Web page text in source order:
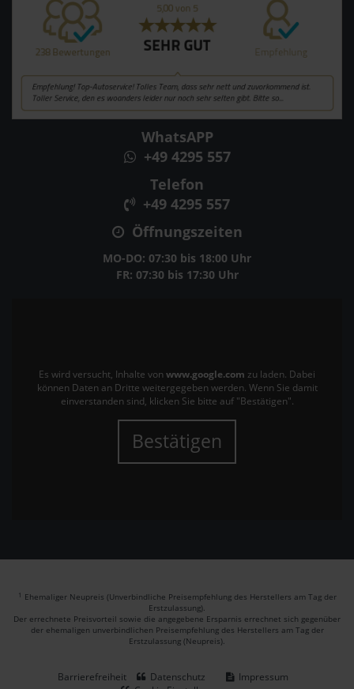
WhatsAPP
+49 4295 557
Telefon
+49 4295 557
Öffnungszeiten
MO-DO: 07:30 bis 18:00 Uhr
FR: 07:30 bis 17:30 Uhr
Es wird versucht, Inhalte von www.google.com zu laden. Dabei
können Daten an Dritte weitergegeben werden. Wenn Sie damit
einverstanden sind, klicken Sie bitte auf "Bestätigen".
Bestätigen
1 Ehemaliger Neupreis (Unverbindliche Preisempfehlung des Herstellers am Tag der
Erstzulassung).
Der errechnete Preisvorteil sowie die angegebene Ersparnis errechnet sich gegenüber
der ehemaligen unverbindlichen Preisempfehlung des Herstellers am Tag der
Erstzulassung (Neupreis).
Barrierefreiheit Datenschutz
Impressum